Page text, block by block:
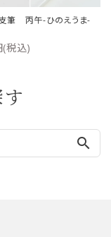
筆 丙午-ひのえうま-
税込)
search